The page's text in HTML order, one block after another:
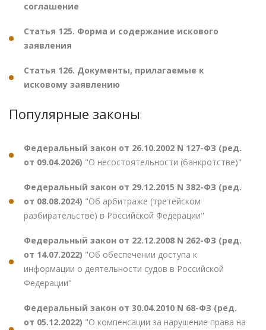
соглашение
Статья 125. Форма и содержание искового
заявления
Статья 126. Документы, прилагаемые к
исковому заявлению
Популярные законы
Федеральный закон от 26.10.2002 N 127-ФЗ (ред.
от 09.04.2026) "О несостоятельности (банкротстве)"
Федеральный закон от 29.12.2015 N 382-ФЗ (ред.
от 08.08.2024) "Об арбитраже (третейском
разбирательстве) в Российской Федерации"
Федеральный закон от 22.12.2008 N 262-ФЗ (ред.
от 14.07.2022) "Об обеспечении доступа к
информации о деятельности судов в Российской
Федерации"
Федеральный закон от 30.04.2010 N 68-ФЗ (ред.
от 05.12.2022) "О компенсации за нарушение права на